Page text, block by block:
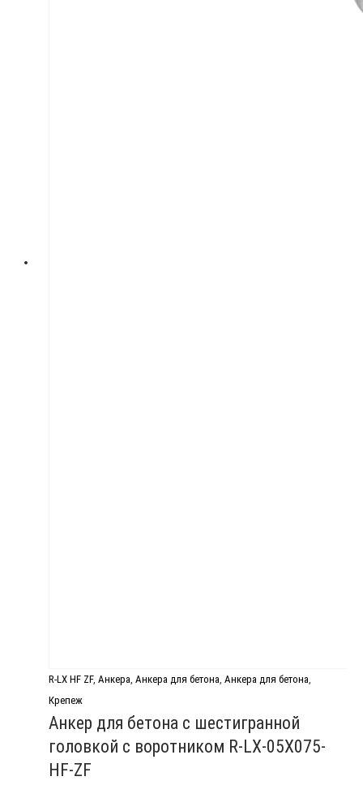
R-LX HF ZF, Анкера, Анкера для бетона, Анкера для бетона,
Крепеж
Анкер для бетона с шестигранной
головкой с воротником R-LX-05X075-
HF-ZF